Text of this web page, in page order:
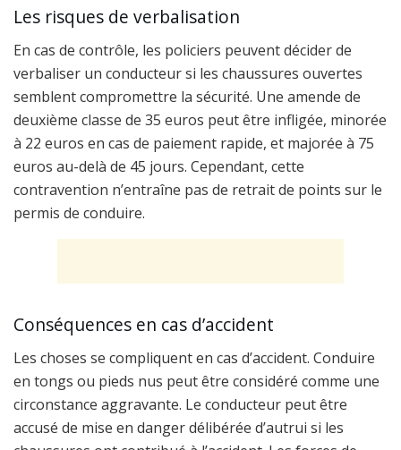
Les risques de verbalisation
En cas de contrôle, les policiers peuvent décider de
verbaliser un conducteur si les chaussures ouvertes
semblent compromettre la sécurité. Une amende de
deuxième classe de 35 euros peut être infligée, minorée
à 22 euros en cas de paiement rapide, et majorée à 75
euros au-delà de 45 jours. Cependant, cette
contravention n’entraîne pas de retrait de points sur le
permis de conduire.
Conséquences en cas d’accident
Les choses se compliquent en cas d’accident. Conduire
en tongs ou pieds nus peut être considéré comme une
circonstance aggravante. Le conducteur peut être
accusé de mise en danger délibérée d’autrui si les